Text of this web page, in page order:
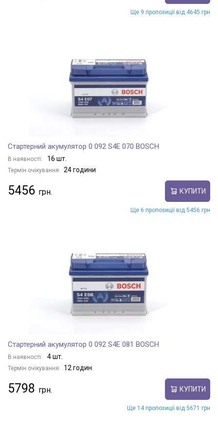
Ще 9 пропозиції від 4645 грн
Стартерний акумулятор 0 092 S4E 070 BOSCH
В наявності: 16 шт.
Термін очікування: 24 години
5456 КУПИТИ
Ще 6 пропозиції від 5456 грн
Стартерний акумулятор 0 092 S4E 081 BOSCH
В наявності: 4 шт.
Термін очікування: 12 годин
5798 КУПИТИ
Ще 14 пропозиції від 5671 грн